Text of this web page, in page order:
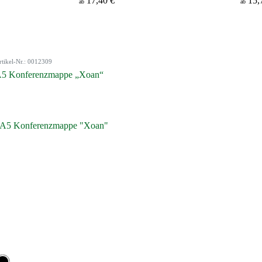
ab ab
Nr.: 0012309
Konferenzmappe „Xoan“